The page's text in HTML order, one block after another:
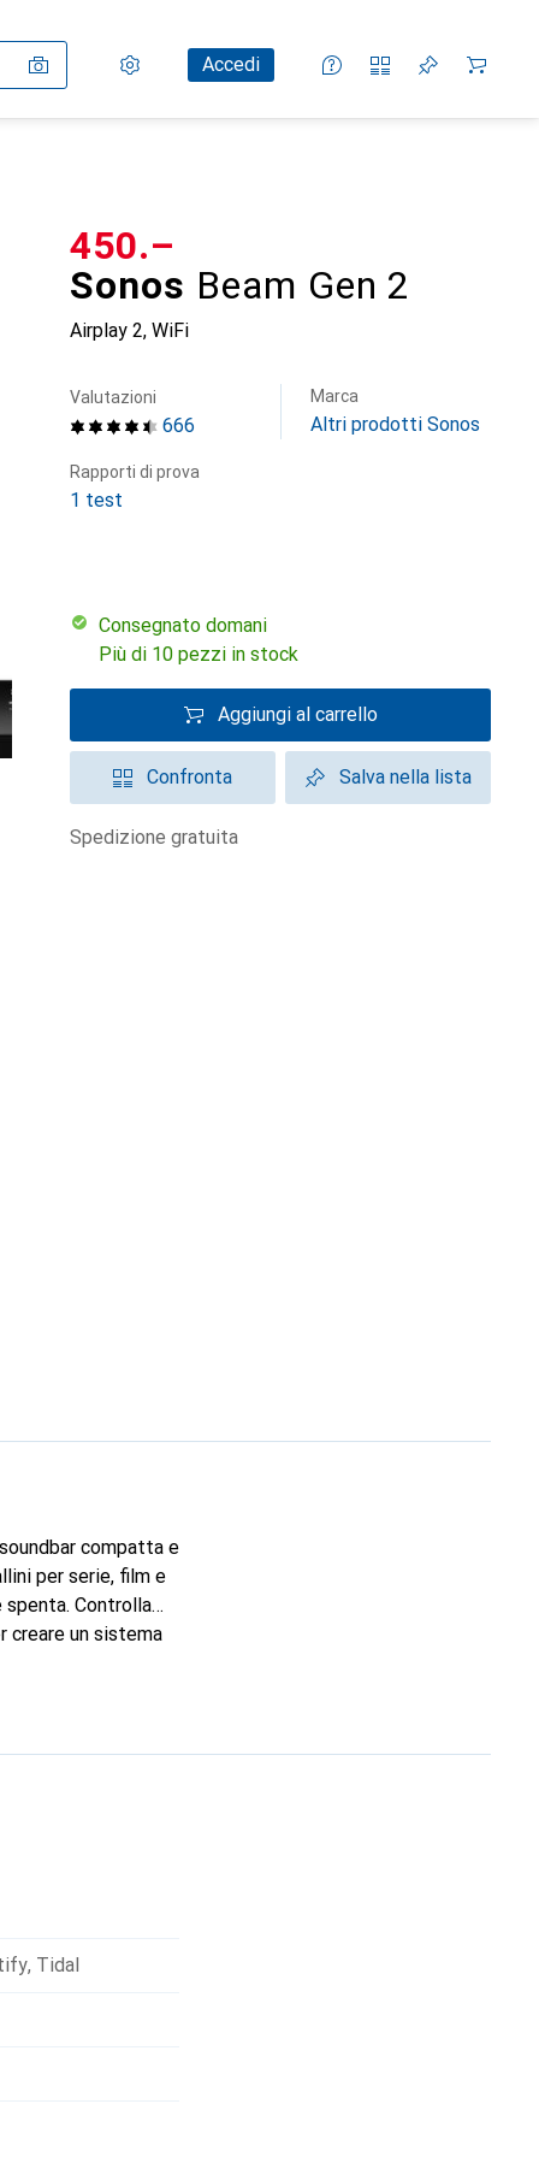
Impostazioni
Conto clienteAccedi
Liste di confronto
Liste dei desideri
Carrello
Sonos Beam Gen 2
Airplay 2, WiFi
CHF
450.–
666
Valutazioni Marca
Altri prodotti Sonos
Rapporti di prova
1 test
Consegnato domani
Più di 10 pezzi in stock
Aggiungi al carrello
Confronta Salva nella lista
spedizione gratuita
compatta e
per serie, film e
Controlla
creare un sistema
, Tidal